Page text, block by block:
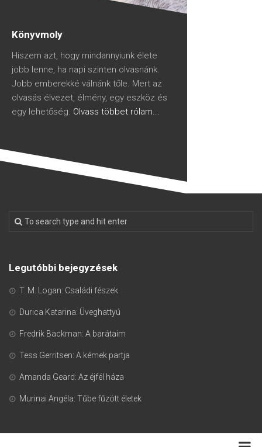
Könyvmoly
Hiszem azt, hogy mindannyiunk élete
jobb lenne, ha napi szinten olvasnánk.
Jobb emberekké válnánk tőle. Mert az
olvasás élvezet, élmény, egy eszköz és
egy lehetőség. Olvass többet rólam...
Legutóbbi bejegyzések
T. M. Logan: Családi fészek
Durica Katarina: Üveghattyú
Fredrik Backman: A barátaim
Tess Gerritsen: A kémek partja
Amanda Geard: Az éjfél háza
Murinai Angéla: Tűbe fűzött életek